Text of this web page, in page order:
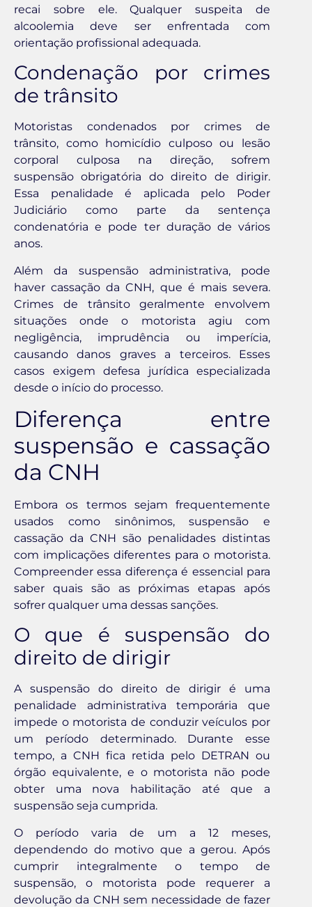
recai sobre ele. Qualquer suspeita de
alcoolemia deve ser enfrentada com
orientação profissional adequada.
Condenação por crimes
de trânsito
Motoristas condenados por crimes de
trânsito, como homicídio culposo ou lesão
corporal culposa na direção, sofrem
suspensão obrigatória do direito de dirigir.
Essa penalidade é aplicada pelo Poder
Judiciário como parte da sentença
condenatória e pode ter duração de vários
anos.
Além da suspensão administrativa, pode
haver cassação da CNH, que é mais severa.
Crimes de trânsito geralmente envolvem
situações onde o motorista agiu com
negligência, imprudência ou imperícia,
causando danos graves a terceiros. Esses
casos exigem defesa jurídica especializada
desde o início do processo.
Diferença entre
suspensão e cassação
da CNH
Embora os termos sejam frequentemente
usados como sinônimos, suspensão e
cassação da CNH são penalidades distintas
com implicações diferentes para o motorista.
Compreender essa diferença é essencial para
saber quais são as próximas etapas após
sofrer qualquer uma dessas sanções.
O que é suspensão do
direito de dirigir
A suspensão do direito de dirigir é uma
penalidade administrativa temporária que
impede o motorista de conduzir veículos por
um período determinado. Durante esse
tempo, a CNH fica retida pelo DETRAN ou
órgão equivalente, e o motorista não pode
obter uma nova habilitação até que a
suspensão seja cumprida.
O período varia de um a 12 meses,
dependendo do motivo que a gerou. Após
cumprir integralmente o tempo de
suspensão, o motorista pode requerer a
devolução da CNH sem necessidade de fazer